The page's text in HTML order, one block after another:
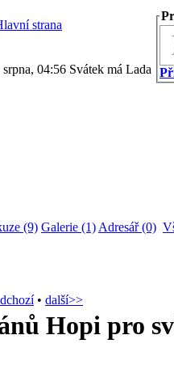
strana
srpna, 04:56 Svátek má Lada
(9) Galerie (1) Adresář (0)
• další>>
Hopi pro